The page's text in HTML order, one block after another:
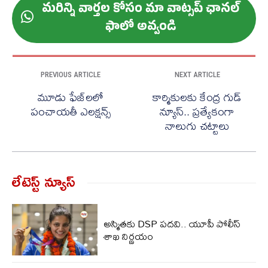
మ‌రిన్ని వార్త‌ల కోసం మా వాట్స‌ప్ ఛాన‌ల్
ఫాలో అవ్వండి
PREVIOUS ARTICLE
మూడు ఫేజ్‌లలో
పంచాయతీ ఎలక్షన్స్
NEXT ARTICLE
కార్మికులకు కేంద్ర గుడ్
న్యూస్.. ప్రత్యేకంగా
నాలుగు చట్టాలు
లేటెస్ట్ న్యూస్‌
అస్మితకు DSP పదవి.. యూపీ పోలీస్
శాఖ నిర్ణయం